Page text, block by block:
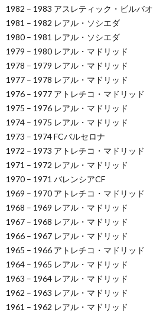
1982 – 1983 アスレティック・ビルバオ
1981 – 1982 レアル・ソシエダ
1980 – 1981 レアル・ソシエダ
1979 – 1980 レアル・マドリッド
1978 – 1979 レアル・マドリッド
1977 – 1978 レアル・マドリッド
1976 – 1977 アトレチコ・マドリッド
1975 – 1976 レアル・マドリッド
1974 – 1975 レアル・マドリッド
1973 – 1974 FCバルセロナ
1972 – 1973 アトレチコ・マドリッド
1971 – 1972 レアル・マドリッド
1970 – 1971 バレンシアCF
1969 – 1970 アトレチコ・マドリッド
1968 – 1969 レアル・マドリッド
1967 – 1968 レアル・マドリッド
1966 – 1967 レアル・マドリッド
1965 – 1966 アトレチコ・マドリッド
1964 – 1965 レアル・マドリッド
1963 – 1964 レアル・マドリッド
1962 – 1963 レアル・マドリッド
1961 – 1962 レアル・マドリッド